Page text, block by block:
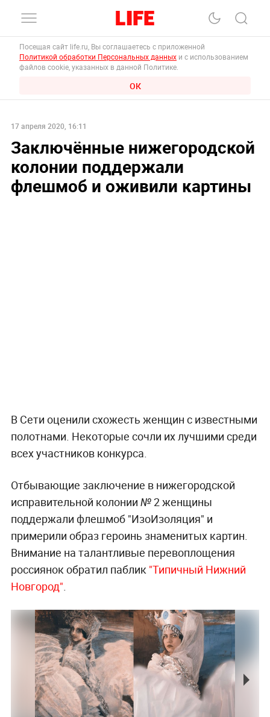
Посещая сайт life.ru, Вы соглашаетесь с приложенной
Политикой обработки Персональных данных и с использованием
файлов cookie, указанных в данной Политике.
ОК
17 апреля 2020, 16:11
Заключённые нижегородской
колонии поддержали
флешмоб и оживили картины
В Сети оценили схожесть женщин с известными
полотнами. Некоторые сочли их лучшими среди
всех участников конкурса.
Отбывающие заключение в нижегородской
исправительной колонии № 2 женщины
поддержали флешмоб "ИзоИзоляция" и
примерили образ героинь знаменитых картин.
Внимание на талантливые перевоплощения
россиянок обратил паблик "Типичный Нижний
Новгород"